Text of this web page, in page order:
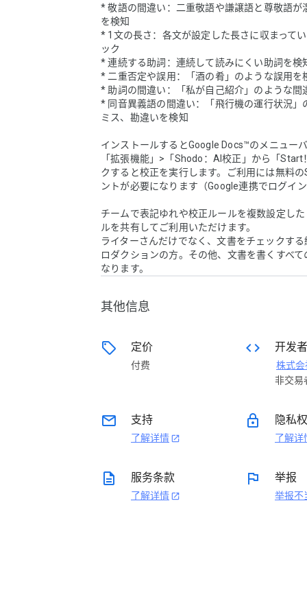
* 敬語の間違い：二重敬語や謙譲語と尊敬語が
を検知
* 1文の長さ：各文が設定した長さに収まって
ック
* 連続する助詞：連続して読みにくい助詞を検
* 二重否定や誤用：「酒の肴」のような誤用を
* 助詞の間違い：「私が自己紹介」のような間
* 同音異義語の間違い：「飛行機の運行状況」
ミス、勘違いを検知
インストールするとGoogle Docs™のメニュー
「拡張機能」>「Shodo：AI校正」から「Start
クすると校正を実行します。ご利用には無料
ントが必要になります（Google連携でログイ
チームで表記ゆれや校正ルールを複数設定し
ルを共有してご利用いただけます。
ライターさんだけでなく、文書をチェックす
ロダクションの方。その他、文書を書くすべ
其他信息
sell 定价
付费
code 开发者
非交易
email 支持
了解详情 open_in_new
lock 隐私
了解详
description 服务条款
了解详情 open_in_new
flag 举报
举报不